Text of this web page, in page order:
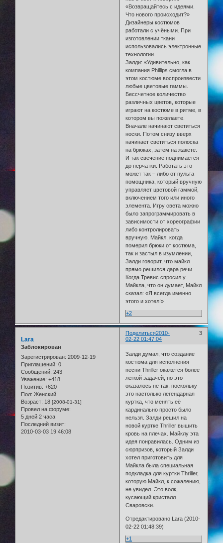
«Возвращайтесь с идеями.
Что нового происходит?»
Дизайнеры костюмов
работали с учёными. При
изготовлении ткани
использовались электронные
технологии.
Залди: «Удивительно, как
компания Phillips смогла в
этом костюме воспроизвести
любые цветовые гаммы.
Бессчетное количество
различных цветов, которые
играют на костюме в ритме, в
котором вы пожелаете.
Вначале начинают светиться
носки. Потом снизу вверх
начинает светиться полоска
на брюках, затем на жакете.
И так свечение поднимается
до перчатки. Работать это
может так – либо от пульта
помощника, который вручную
управляет цветовой гаммой,
включением того или иного
элемента. Игру света можно
было запрограммировать в
зависимости от хореографии
либо контролировать
вручную. Майкл, когда
померил брюки от костюма,
так и застыл в изумлении,
Залди говорит, что майкл
прямо решился дара речи.
Когда Тревис спросил у
Майкла, что он думает, Майкл
сказал: «Я всегда именно
этого и хотел!»
+2
Поделиться 3
2010-
02-22 01:47:04
Lara
Заблокирован
Зарегистрирован: 2009-12-19
Приглашений: 0
Сообщений: 243
Уважение: +418
Позитив: +620
Пол: Женский
Возраст: 18 [2008-01-31]
Провел на форуме:
5 дней 2 часа
Последний визит:
2010-03-03 19:46:08
Залди думал, что создание
костюма для исполнения
песни Thriller окажется более
легкой задачей, но это
оказалось не так, поскольку
это настолько легендарная
куртка, что менять её
кардинально просто было
нельзя. Залди решил на
новой куртке Thriller вышить
кровь на плечах. Майклу эта
идея понравилась. Одним из
сюрпризов, который Залди
хотел приготовить для
Майкла была специальная
подкладка для куртки Thriller,
которую Майкл, к сожалению,
не увидел. Это волк,
кусающий кристалл
Сваровски.
Отредактировано Lara (2010-
02-22 01:48:39)
+1